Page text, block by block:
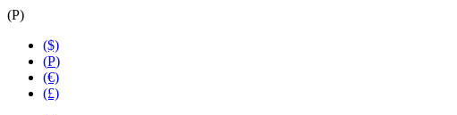
(Р)
($)
(Р)
(€)
(£)